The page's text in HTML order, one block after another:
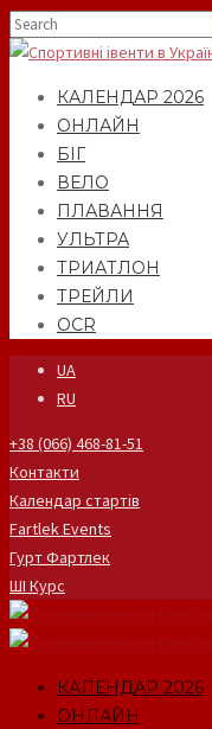
КАЛЕНДАР 2026
ОНЛАЙН
БІГ
ВЕЛО
ПЛАВАННЯ
УЛЬТРА
ТРИАТЛОН
ТРЕЙЛИ
OCR
UA
RU
+38 (066) 468-81-51
Контакти
Календар стартів
Fartlek Events
Гурт Фартлек
ШІ Курс
КАЛЕНДАР 2026
ОНЛАЙН